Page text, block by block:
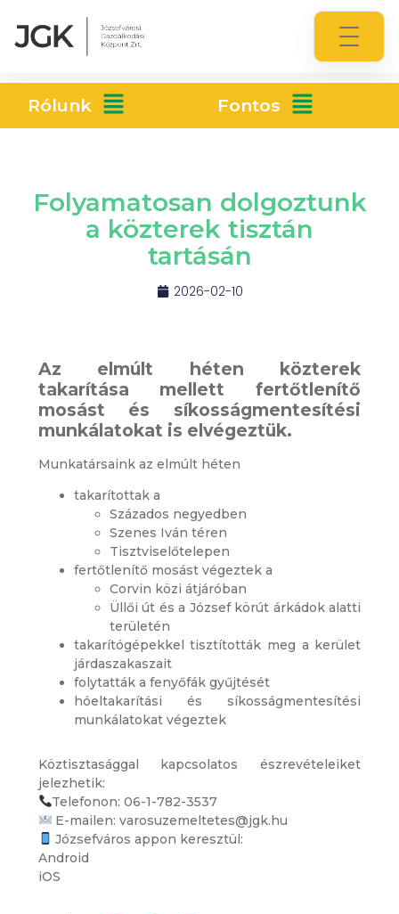
Rólunk Fontos
Folyamatosan dolgoztunk
a közterek tisztán
tartásán
2026-02-10
Az elmúlt héten közterek
takarítása mellett fertőtlenítő
mosást és síkosságmentesítési
munkálatokat is elvégeztük.
Munkatársaink az elmúlt héten
takarítottak a
Százados negyedben
Szenes Iván téren
Tisztviselőtelepen
fertőtlenítő mosást végeztek a
Corvin közi átjáróban
Üllői út és a József körút árkádok alatti
területén
takarítógépekkel tisztították meg a kerület
járdaszakaszait
folytatták a fenyőfák gyűjtését
hóeltakarítási és síkosságmentesítési
munkálatokat végeztek
Köztisztasággal kapcsolatos észrevételeiket
jelezhetik:
Telefonon: 06-1-782-3537
E-mailen: varosuzemeltetes@jgk.hu
Józsefváros appon keresztül:
Android
iOS